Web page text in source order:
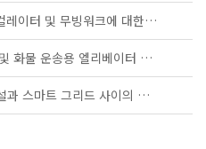
KS B ISO/TS 25740-1 - 에스컬레이터 및 무빙워크에 대한 안전요건 — 제1부: 세계공통 필수 안전요건(GESRs)
KS B ISO/TS 8100-21 - 승객 및 화물 운송용 엘리베이터 —제21부: 세계공통 필수안전요건(GESRs)을 충족하는 세계공통 안전 파라미터(GSPs)
KS C IEC TS 62872 - 산업 시설과 스마트 그리드 사이의 산업 공정 측정, 제어 및 자동화 시스템 인터페이스